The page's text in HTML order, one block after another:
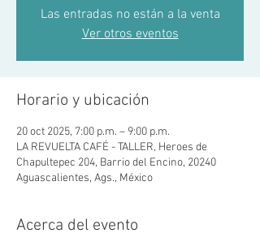
Las entradas no están a la venta
Ver otros eventos
Horario y ubicación
20 oct 2025, 7:00 p.m. – 9:00 p.m.
LA REVUELTA CAFÉ - TALLER, Heroes de
Chapultepec 204, Barrio del Encino, 20240
Aguascalientes, Ags., México
Acerca del evento